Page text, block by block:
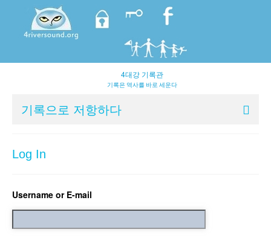
4대강 기록관
기록은 역사를 바로 세운다
기록으로 저항하다
Log In
Username or E-mail